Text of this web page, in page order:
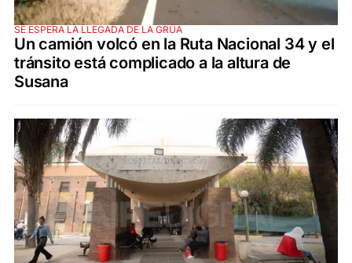
SE ESPERA LA LLEGADA DE LA GRÚA
Un camión volcó en la Ruta Nacional 34 y el
tránsito está complicado a la altura de
Susana